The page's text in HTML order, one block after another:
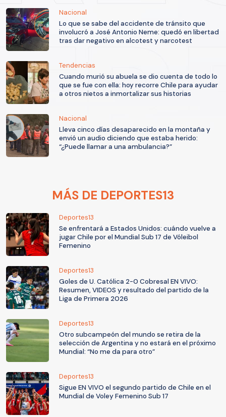
Nacional
Lo que se sabe del accidente de tránsito que
involucró a José Antonio Neme: quedó en libertad
tras dar negativo en alcotest y narcotest
Tendencias
Cuando murió su abuela se dio cuenta de todo lo
que se fue con ella: hoy recorre Chile para ayudar
a otros nietos a inmortalizar sus historias
Nacional
Lleva cinco días desaparecido en la montaña y
envió un audio diciendo que estaba herido:
“¿Puede llamar a una ambulancia?”
MÁS DE DEPORTES13
Deportes13
Se enfrentará a Estados Unidos: cuándo vuelve a
jugar Chile por el Mundial Sub 17 de Vóleibol
Femenino
Deportes13
Goles de U. Católica 2-0 Cobresal EN VIVO:
Resumen, VIDEOS y resultado del partido de la
Liga de Primera 2026
Deportes13
Otro subcampeón del mundo se retira de la
selección de Argentina y no estará en el próximo
Mundial: “No me da para otro”
Deportes13
Sigue EN VIVO el segundo partido de Chile en el
Mundial de Voley Femenino Sub 17